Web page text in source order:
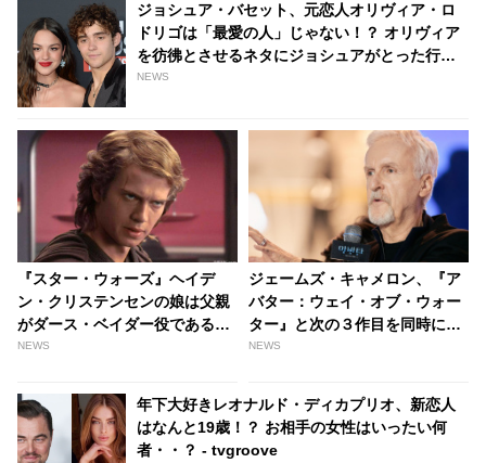
ジョシュア・バセット、元恋人オリヴィア・ロ
ドリゴは「最愛の人」じゃない！？ オリヴィア
を彷彿とさせるネタにジョシュアがとった行動
とは・・？［動画あり］ - tvgroove
NEWS
『スター・ウォーズ』ヘイデ
ン・クリステンセンの娘は父親
がダース・ベイダー役であるこ
とをまだ知らないことが判明！
NEWS
ジェームズ・キャメロン、『ア
バター：ウェイ・オブ・ウォー
ター』と次の３作目を同時に撮
影した理由を告白！ キャメロン
ジャー・シングス効果」と
は・・？ - tvgroove
NEWS
年下大好きレオナルド・ディカプリオ、新恋人
はなんと19歳！？ お相手の女性はいったい何
者・・？ - tvgroove